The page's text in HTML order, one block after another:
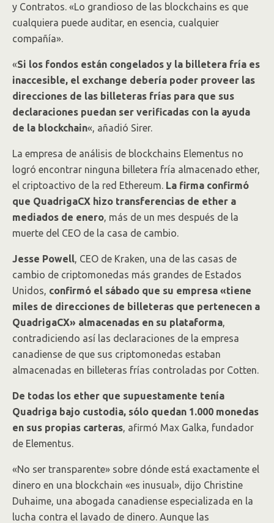
y Contratos. «Lo grandioso de las blockchains es que
cualquiera puede auditar, en esencia, cualquier
compañía».
«Si los fondos están congelados y la billetera fría es
inaccesible, el exchange debería poder proveer las
direcciones de las billeteras frías para que sus
declaraciones puedan ser verificadas con la ayuda
de la blockchain«, añadió Sirer.
La empresa de análisis de blockchains Elementus no
logró encontrar ninguna billetera fría almacenado ether,
el criptoactivo de la red Ethereum. La firma confirmó
que QuadrigaCX hizo transferencias de ether a
mediados de enero, más de un mes después de la
muerte del CEO de la casa de cambio.
Jesse Powell, CEO de Kraken, una de las casas de
cambio de criptomonedas más grandes de Estados
Unidos, confirmó el sábado que su empresa «tiene
miles de direcciones de billeteras que pertenecen a
QuadrigaCX» almacenadas en su plataforma,
contradiciendo así las declaraciones de la empresa
canadiense de que sus criptomonedas estaban
almacenadas en billeteras frías controladas por Cotten.
De todas los ether que supuestamente tenía
Quadriga bajo custodia, sólo quedan 1.000 monedas
en sus propias carteras, afirmó Max Galka, fundador
de Elementus.
«No ser transparente» sobre dónde está exactamente el
dinero en una blockchain «es inusual», dijo Christine
Duhaime, una abogada canadiense especializada en la
lucha contra el lavado de dinero. Aunque las